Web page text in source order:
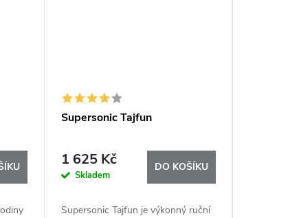
Supersonic Tajfun
1 625 Kč
Skladem
DO KOŠÍKU
Supersonic Tajfun je výkonný ruční